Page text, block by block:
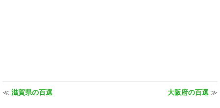
≪ 滋賀県の百選 大阪府の百選 ≫